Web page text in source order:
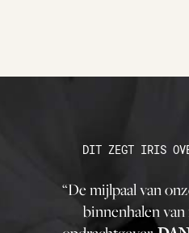
DIT ZEGT IRIS
“De mijlpaal van
binnenhalen